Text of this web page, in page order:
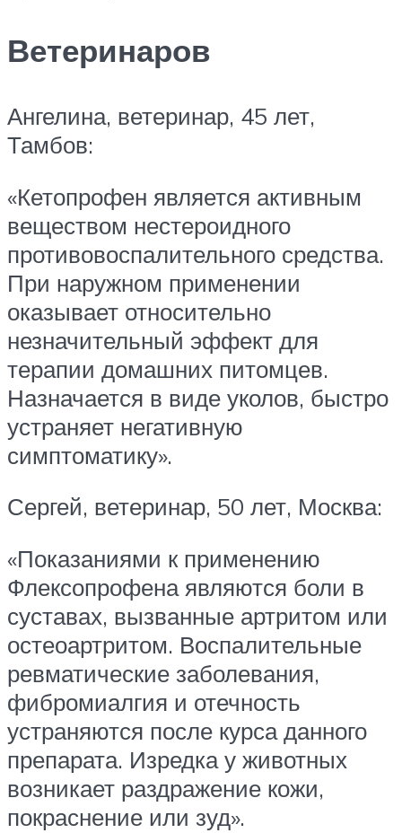
Ветеринаров
Ангелина, ветеринар, 45 лет,
Тамбов:
«Кетопрофен является активным
веществом нестероидного
противовоспалительного средства.
При наружном применении
оказывает относительно
незначительный эффект для
терапии домашних питомцев.
Назначается в виде уколов, быстро
устраняет негативную
симптоматику».
Сергей, ветеринар, 50 лет, Москва:
«Показаниями к применению
Флексопрофена являются боли в
суставах, вызванные артритом или
остеоартритом. Воспалительные
ревматические заболевания,
фибромиалгия и отечность
устраняются после курса данного
препарата. Изредка у животных
возникает раздражение кожи,
покраснение или зуд».